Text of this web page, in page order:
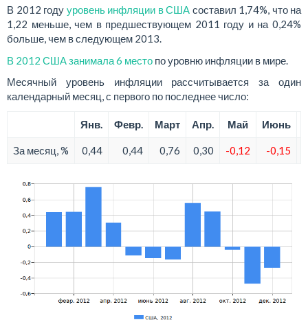
В 2012 году уровень инфляции в США составил 1,74%, что на
1,22 меньше, чем в предшествующем 2011 году и на 0,24%
больше, чем в следующем 2013.
В 2012 США занимала 6 место по уровню инфляции в мире.
Месячный уровень инфляции рассчитывается за один
календарный месяц, с первого по последнее число:
Янв. Февр. Март Апр. Май Июнь
За месяц, % 0,44 0,44 0,76 0,30 -0,12 -0,15